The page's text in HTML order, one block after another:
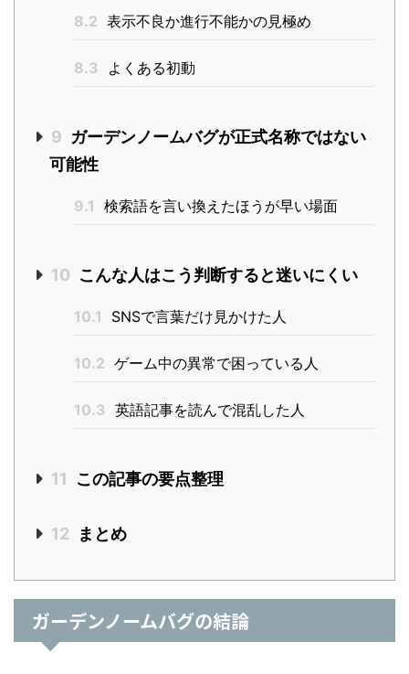
8.2 表示不良か進行不能かの見極め
8.3 よくある初動
9 ガーデンノームバグが正式名称ではない
可能性
9.1 検索語を言い換えたほうが早い場面
10 こんな人はこう判断すると迷いにくい
10.1 SNSで言葉だけ見かけた人
10.2 ゲーム中の異常で困っている人
10.3 英語記事を読んで混乱した人
11 この記事の要点整理
12 まとめ
ガーデンノームバグの結論